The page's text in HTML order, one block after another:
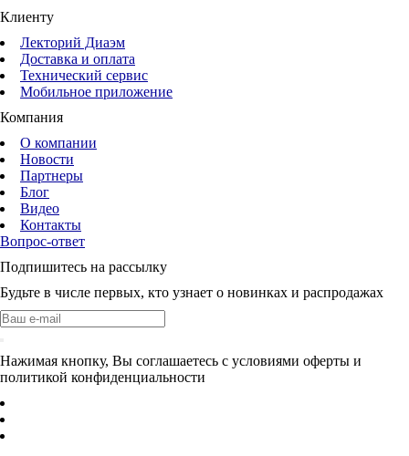
Клиенту
Лекторий Диаэм
Доставка и оплата
Технический сервис
Мобильное приложение
Компания
О компании
Новости
Партнеры
Блог
Видео
Контакты
Вопрос-ответ
Подпишитесь на рассылку
Будьте в числе первых, кто узнает о новинках и распродажах
Нажимая кнопку, Вы соглашаетесь с условиями оферты и
политикой конфиденциальности